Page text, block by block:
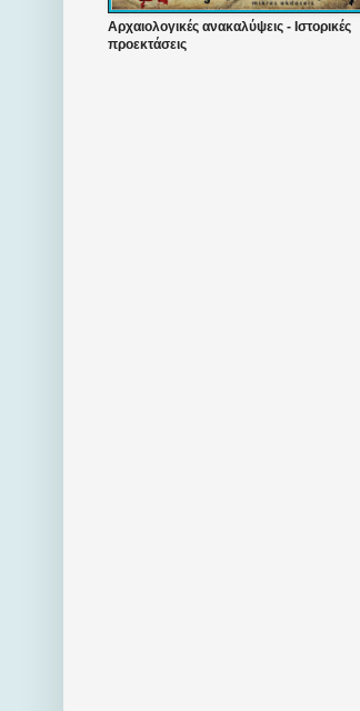
Αρχαιολογικές ανακαλύψεις - Ιστορικές
προεκτάσεις